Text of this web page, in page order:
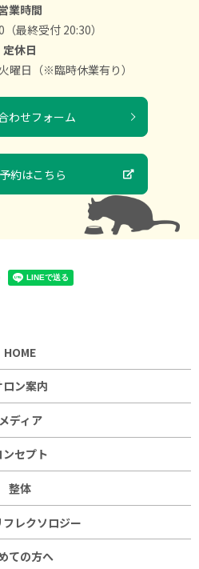
業時間
最終受付 20:30）
定休日
曜日（※臨時休業有り）
わせフォーム
約はこちら
HOME
ロン案内
メディア
ンセプト
整体
レクソロジー
ての方へ